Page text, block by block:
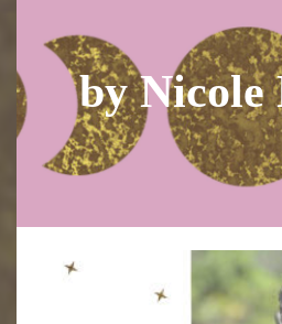
by
Akasha Healing
Reinkarnation
Soul Healing Your Time
Reiki & Energiearbeit
Reiki - Ausbildung